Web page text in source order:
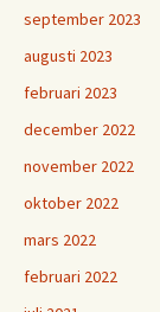
september 2023
augusti 2023
februari 2023
december 2022
november 2022
oktober 2022
mars 2022
februari 2022